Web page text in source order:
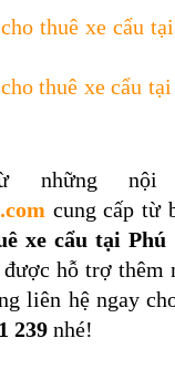
cho thuê xe cẩu
cho thuê xe cẩu
cung cấp từ
xe cẩu tại Phú
hỗ trợ thêm
liên hệ ngay
239 nhé!